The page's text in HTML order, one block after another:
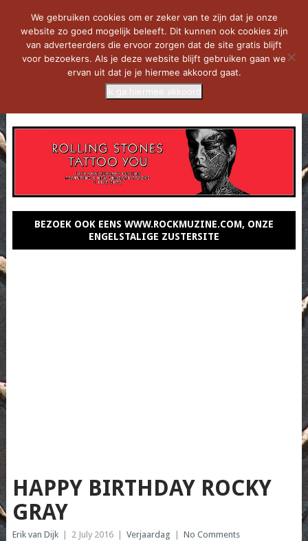
BEZOEK OOK EENS WWW.ROCKMUZINE.COM, ONZE
ENGELSTALIGE ZUSTERSITE
HAPPY BIRTHDAY ROCKY
GRAY
Erik van Dijk 2 July 2016 Verjaardag No Comments
We gebruiken cookies om er zeker van te zijn dat je onze
website zo goed mogelijk beleeft. Dit kunnen ook cookies zijn
van adverteerders die ervoor zorgen dat de site gratis blijft
voor bezoekers. Als je deze website blijft gebruiken gaan we
ervan uit dat je je hiermee akkoord gaat.
Ik ga hiermee akkoord